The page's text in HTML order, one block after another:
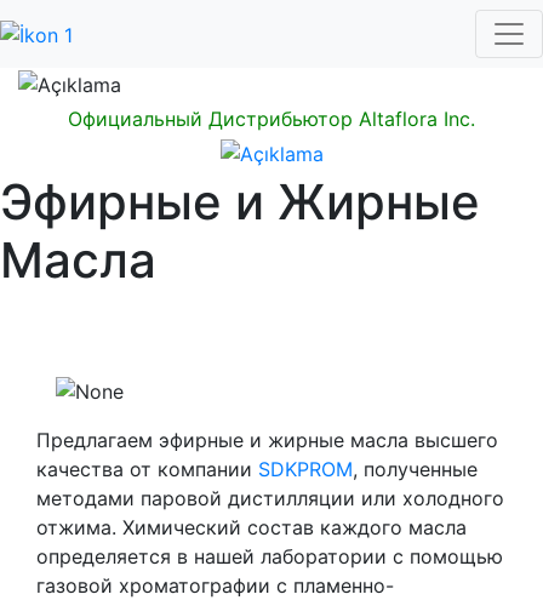
Официальный Дистрибьютор Altaflora Inc.
Эфирные и Жирные
Масла
Предлагаем эфирные и жирные масла высшего
качества от компании SDKPROM, полученные
методами паровой дистилляции или холодного
отжима. Химический состав каждого масла
определяется в нашей лаборатории с помощью
газовой хроматографии с пламенно-